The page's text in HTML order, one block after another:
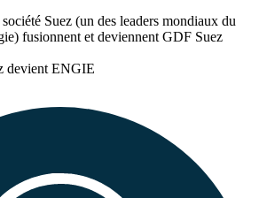
Suez (un des leaders mondiaux du
fusionnent et deviennent GDF Suez
devient ENGIE